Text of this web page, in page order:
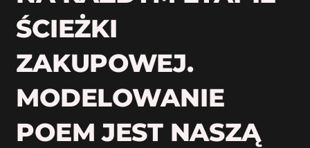
ŚCIEŻKI
ZAKUPOWEJ.
MODELOWANIE
POEM JEST NASZĄ